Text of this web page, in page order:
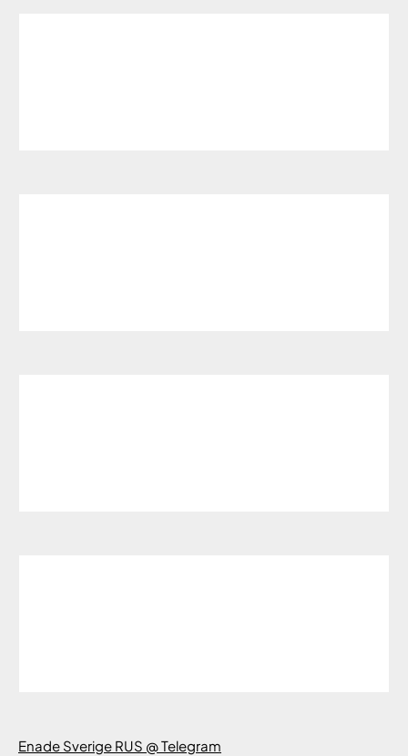
Enade Sverige RUS @ Telegram